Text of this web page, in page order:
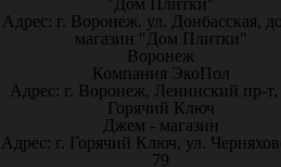
"Дом Плитки"
Адрес: г. Воронеж. ул. Донбасская,
магазин "Дом Плитки"
Воронеж
Компания ЭкоПол
Адрес: г. Воронеж, Ленинский пр-
Горячий Ключ
Джем - магазин
Адрес: г. Горячий Ключ, ул.
79